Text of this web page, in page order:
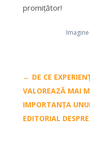
promițător!
← DE CE
VALOREAZĂ MAI
IMPORTANȚA
EDITORIAL